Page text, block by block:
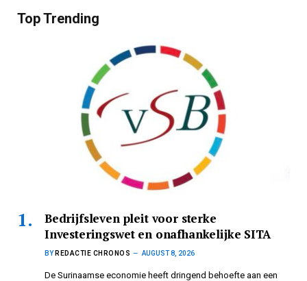
Top Trending
Bedrijfsleven pleit voor sterke
Investeringswet en onafhankelijke SITA
BY REDACTIE CHRONOS AUGUST 8, 2026
De Surinaamse economie heeft dringend behoefte aan een